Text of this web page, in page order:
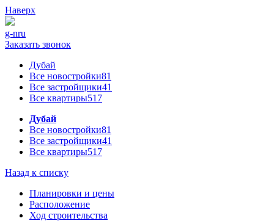
Наверх
g-nru
Заказать звонок
Дубай
Все новостройки81
Все застройщики41
Все квартиры517
Дубай
Все новостройки81
Все застройщики41
Все квартиры517
Назад к списку
Планировки и цены
Расположение
Ход строительства